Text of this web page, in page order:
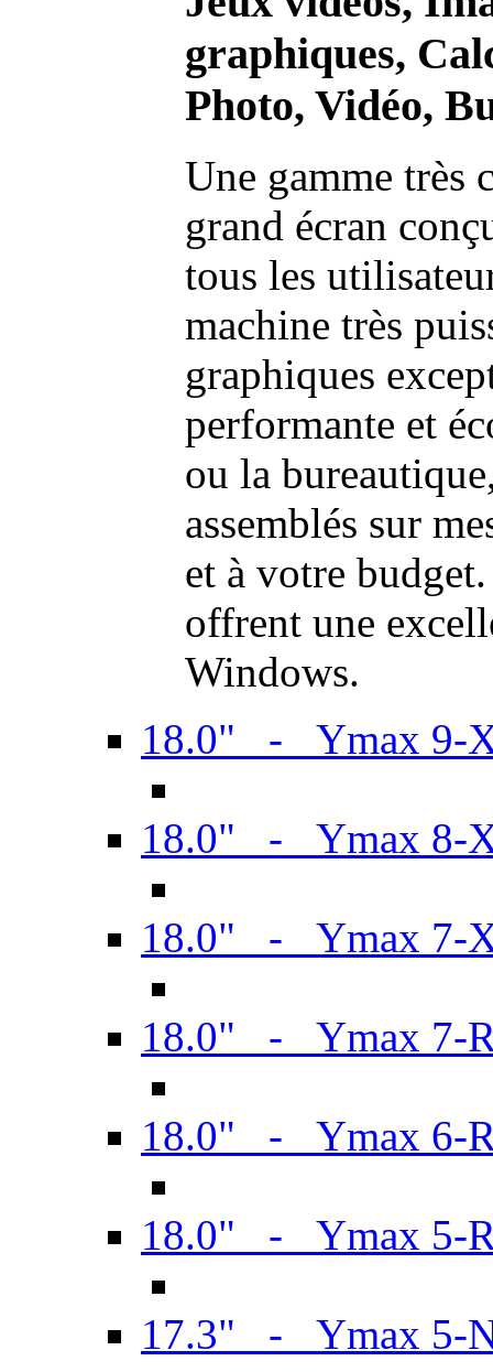
graphiques,
Photo, Vidéo,
Une gamme très
grand écran
tous les
machine très
graphiques
performante et
ou la
assemblés sur
et à votre
offrent une
Windows.
18.0" - Ymax 9-
18.0" - Ymax 8-
18.0" - Ymax 7-
18.0" - Ymax 7-
18.0" - Ymax 6-
18.0" - Ymax 5-
17.3" - Ymax 5-